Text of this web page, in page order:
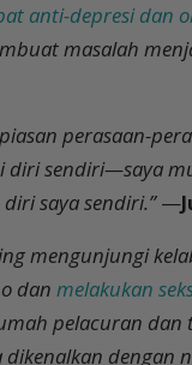
anti-depresi dan
masalah
perasaan-
diri sendiri—saya
saya sendiri.”—
mengunjungi
dan melakukan
pelacuran dan
dikenalkan dengan